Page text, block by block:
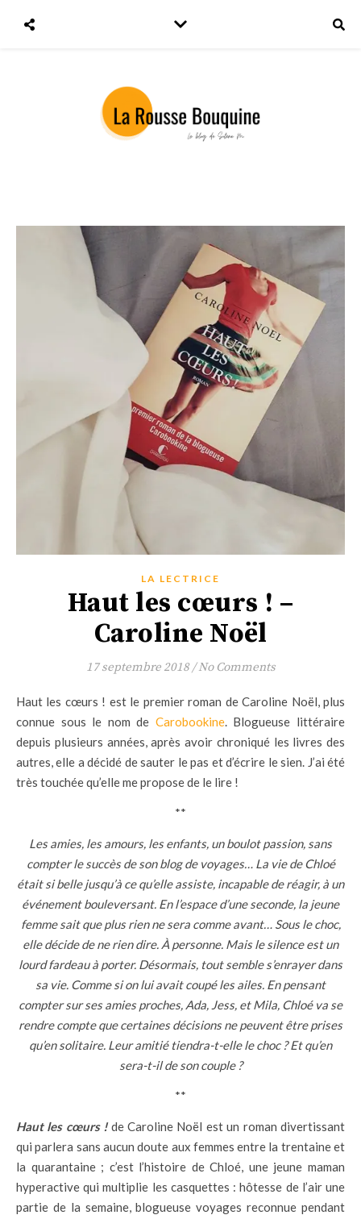
LA LECTRICE
Haut les cœurs ! –
Caroline Noël
17 septembre 2018/No Comments
Haut les cœurs ! est le premier roman de Caroline Noël, plus
connue sous le nom de Carobookine. Blogueuse littéraire
depuis plusieurs années, après avoir chroniqué les livres des
autres, elle a décidé de sauter le pas et d’écrire le sien. J’ai été
très touchée qu’elle me propose de le lire !
**
Les amies, les amours, les enfants, un boulot passion, sans
compter le succès de son blog de voyages… La vie de Chloé
était si belle jusqu’à ce qu’elle assiste, incapable de réagir, à un
événement bouleversant. En l’espace d’une seconde, la jeune
femme sait que plus rien ne sera comme avant… Sous le choc,
elle décide de ne rien dire. À personne. Mais le silence est un
lourd fardeau à porter. Désormais, tout semble s’enrayer dans
sa vie. Comme si on lui avait coupé les ailes. En pensant
compter sur ses amies proches, Ada, Jess, et Mila, Chloé va se
rendre compte que certaines décisions ne peuvent être prises
qu’en solitaire. Leur amitié tiendra-t-elle le choc ? Et qu’en
sera-t-il de son couple ?
**
Haut les cœurs !de Caroline Noël est un roman divertissant
qui parlera sans aucun doute aux femmes entre la trentaine et
la quarantaine ; c’est l’histoire de Chloé, une jeune maman
hyperactive qui multiplie les casquettes : hôtesse de l’air une
partie de la semaine, blogueuse voyages reconnue pendant